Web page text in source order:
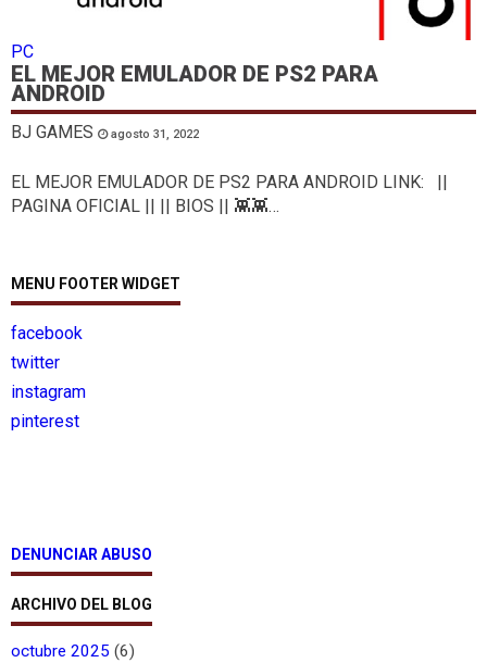
PC
EL MEJOR EMULADOR DE PS2 PARA
ANDROID
BJ GAMES agosto 31, 2022
EL MEJOR EMULADOR DE PS2 PARA ANDROID LINK: ||
PAGINA OFICIAL || || BIOS || 👾👾…
MENU FOOTER WIDGET
facebook
twitter
instagram
pinterest
DENUNCIAR ABUSO
ARCHIVO DEL BLOG
octubre 2025 (6)